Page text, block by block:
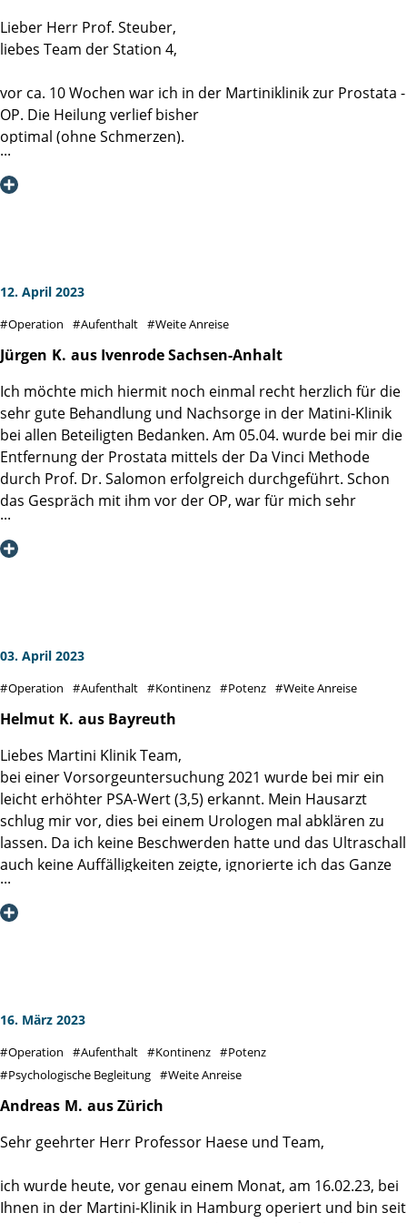
Satz kurz vor der Narkose "Ich passe auf Sie auf..." hat es
mir menschlich sehr viel leichter gemacht.
Dank an dieses außergewöhnliche Team.
Lieber Herr Prof. Steuber,
liebes Team der Station 4,
vor ca. 10 Wochen war ich in der Martiniklinik zur Prostata -
OP. Die Heilung verlief bisher
optimal (ohne Schmerzen).
Ich möchte mich bei Ihnen und Ihren Mitarbeitern sowohl
im OP, als auch auf der Station für die super Arbeit und
auch in dieser Qualität fortgeführt wird.
12. April 2023
Operation Aufenthalt Weite Anreise
Jürgen K. aus Ivenrode Sachsen-Anhalt
Ich möchte mich hiermit noch einmal recht herzlich für die
sehr gute Behandlung und Nachsorge in der Matini-Klinik
bei allen Beteiligten Bedanken. Am 05.04. wurde bei mir die
Entfernung der Prostata mittels der Da Vinci Methode
durch Prof. Dr. Salomon erfolgreich durchgeführt. Schon
das Gespräch mit ihm vor der OP, war für mich sehr
beruhigend. Unmittelbar nach der OP, rief Prof. Dr.
Salomon bei meiner Frau an und erklärte ihr kurz den
Mitarbeiter.
Martini-Klinik eine sehr gute Entscheidung war.
03. April 2023
Operation Aufenthalt Kontinenz Potenz Weite Anreise
Helmut K. aus Bayreuth
Liebes Martini Klinik Team,
bei einer Vorsorgeuntersuchung 2021 wurde bei mir ein
leicht erhöhter PSA-Wert (3,5) erkannt. Mein Hausarzt
schlug mir vor, dies bei einem Urologen mal abklären zu
lassen. Da ich keine Beschwerden hatte und das Ultraschall
auch keine Auffälligkeiten zeigte, ignorierte ich das Ganze
erst mal. Im Frühjahr 2022 suchte ich aus innerem
Unbehagen heraus (mein Vater hatte Prostatakrebs)
Anruf. Wir vereinbarten eine ambulante Biopsie in seiner
auch im Nachgang völlig unproblematisch war. Sie zeigte
aber, dass 6 von 12 Proben bösartig waren, früh erkannt
und vergleichsweise klein. Eine PET/CT in der MVZ für
begrenzte Diagnose. Die Empfehlung der radikalen
begann nun die Phase des Lesens (z. B. die Bücher der
Brüder Roth), des Recherchierens (welche Klinik,
16. März 2023
Operation Aufenthalt Kontinenz
Potenz
Psychologische Begleitung
Weite Anreise
Andreas M. aus Zürich
Sehr geehrter Herr Professor Haese und Team,
ich wurde heute, vor genau einem Monat, am 16.02.23, bei
Ihnen in der Martini-Klinik in Hamburg operiert und bin seit